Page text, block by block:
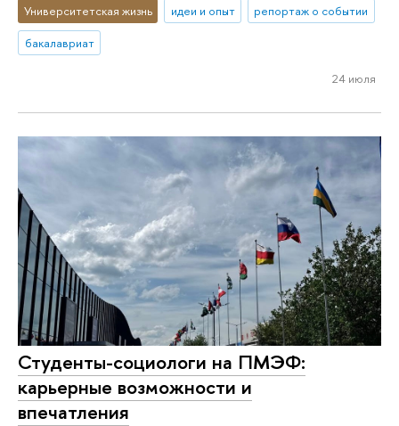
Университетская жизнь идеи и опыт
репортаж о событии
бакалавриат
24 июля
Студенты-социологи на ПМЭФ:
карьерные возможности и
впечатления